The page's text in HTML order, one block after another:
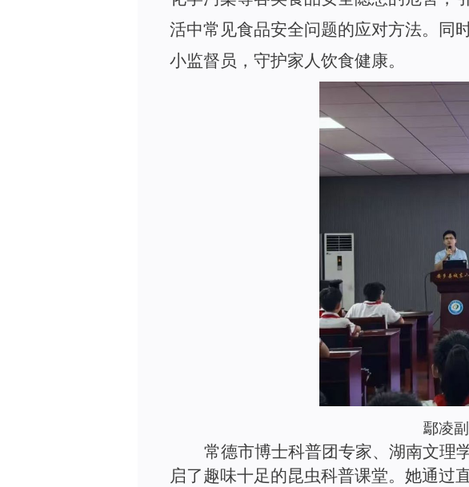
活中常见食品安全问题的应对方法。同
小监督员，守护家人饮食健康。
鄢凌
常德市博士科普团专家、湖南文理
启了趣味十足的昆虫科普课堂。她通过